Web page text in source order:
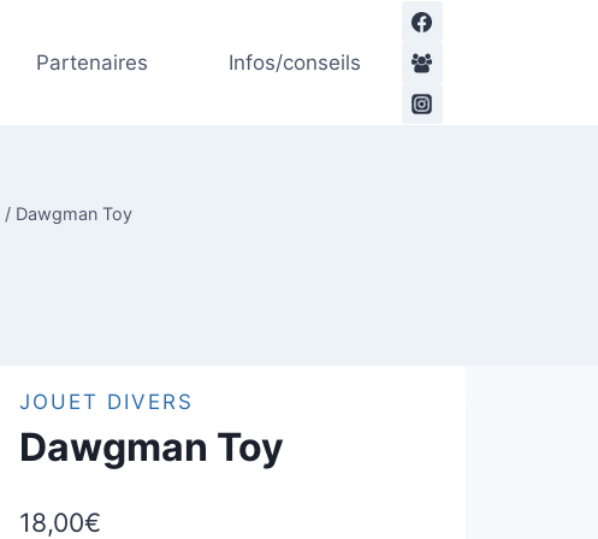
Partenaires Infos/conseils
/ Dawgman Toy
JOUET DIVERS
Dawgman Toy
18,00€